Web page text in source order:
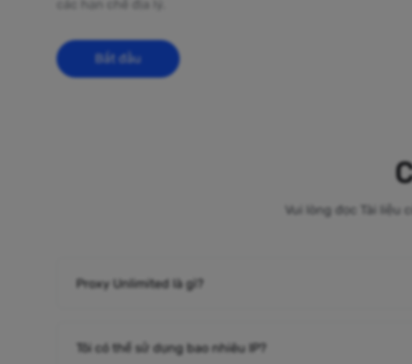
Bắt đầu
Vui lòng đọc Tài liệu
Proxy Unlimited là gì?
Tôi có thể sử dụng bao nhiêu IP?